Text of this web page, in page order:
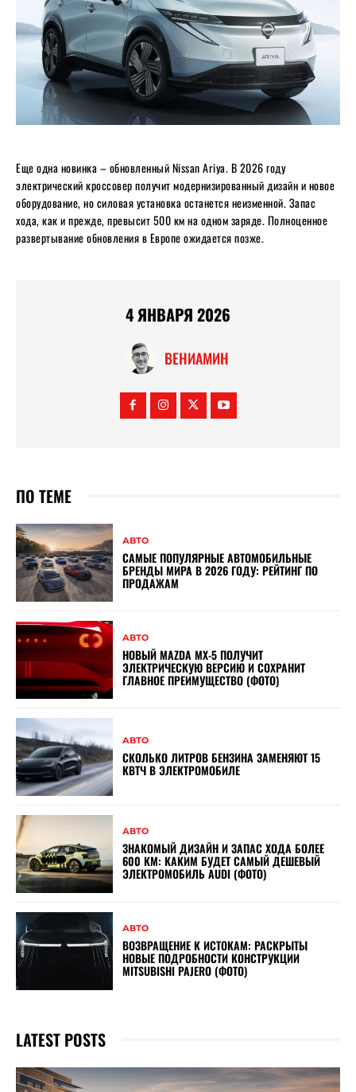
Еще одна новинка – обновленный Nissan Ariya. В 2026 году
электрический кроссовер получит модернизированный дизайн и новое
оборудование, но силовая установка останется неизменной. Запас
хода, как и прежде, превысит 500 км на одном заряде. Полноценное
развертывание обновления в Европе ожидается позже.
4 ЯНВАРЯ 2026
ВЕНИАМИН
ПО ТЕМЕ
АВТО
САМЫЕ ПОПУЛЯРНЫЕ АВТОМОБИЛЬНЫЕ
БРЕНДЫ МИРА В 2026 ГОДУ: РЕЙТИНГ ПО
ПРОДАЖАМ
АВТО
НОВЫЙ MAZDA MX-5 ПОЛУЧИТ
ЭЛЕКТРИЧЕСКУЮ ВЕРСИЮ И СОХРАНИТ
ГЛАВНОЕ ПРЕИМУЩЕСТВО (ФОТО)
АВТО
СКОЛЬКО ЛИТРОВ БЕНЗИНА ЗАМЕНЯЮТ 15
КВТЧ В ЭЛЕКТРОМОБИЛЕ
АВТО
ЗНАКОМЫЙ ДИЗАЙН И ЗАПАС ХОДА БОЛЕЕ
600 КМ: КАКИМ БУДЕТ САМЫЙ ДЕШЕВЫЙ
ЭЛЕКТРОМОБИЛЬ AUDI (ФОТО)
АВТО
ВОЗВРАЩЕНИЕ К ИСТОКАМ: РАСКРЫТЫ
НОВЫЕ ПОДРОБНОСТИ КОНСТРУКЦИИ
MITSUBISHI PAJERO (ФОТО)
LATEST POSTS